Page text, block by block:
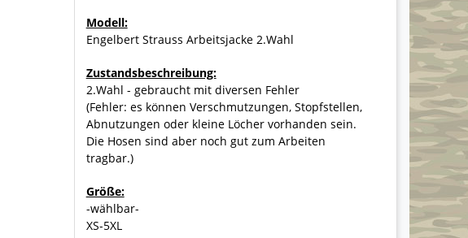
Modell:
Engelbert Strauss Arbeitsjacke 2.Wahl
Zustandsbeschreibung:
2.Wahl - gebraucht mit diversen Fehler
(Fehler: es können Verschmutzungen, Stopfstellen,
Abnutzungen oder kleine Löcher vorhanden sein.
Die Hosen sind aber noch gut zum Arbeiten
tragbar.)
Größe:
-wählbar-
XS-5XL